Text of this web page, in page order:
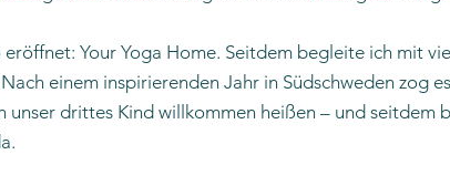
Your Yoga Home. Seitdem begleite ich mit
einem inspirierenden Jahr in Südschweden zog
drittes Kind willkommen heißen – und seitdem